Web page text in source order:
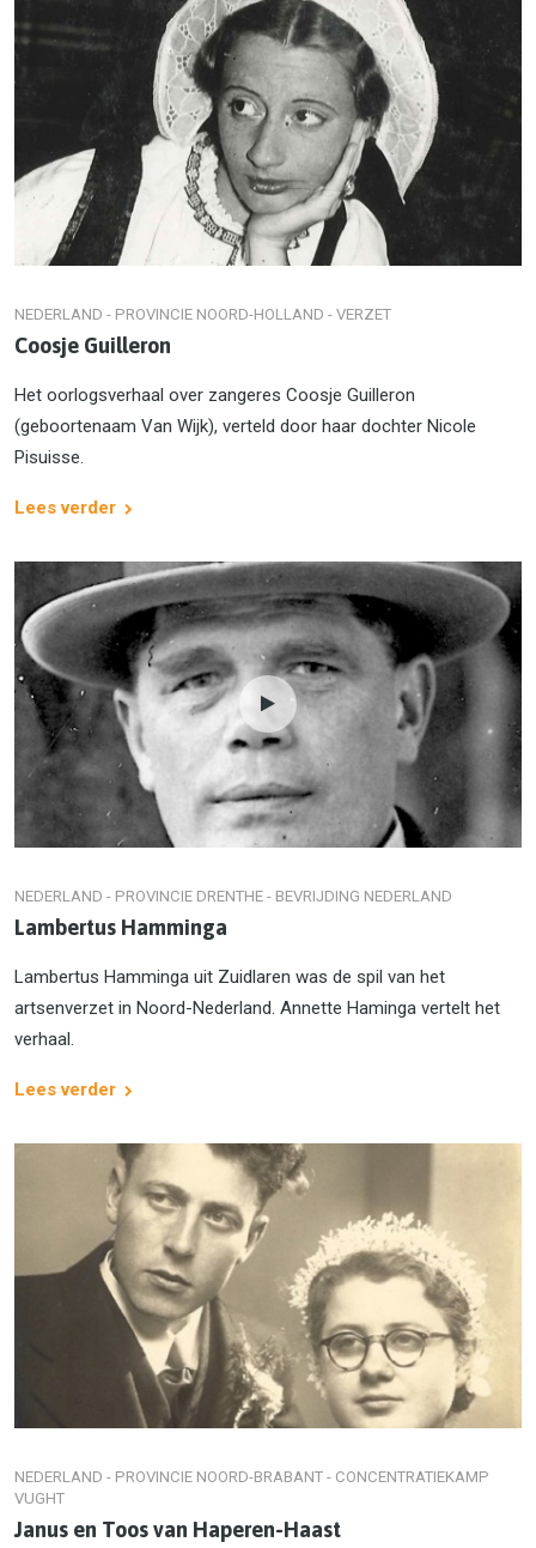
NEDERLAND - PROVINCIE NOORD-HOLLAND - VERZET
Coosje Guilleron
Het oorlogsverhaal over zangeres Coosje Guilleron
(geboortenaam Van Wijk), verteld door haar dochter Nicole
Pisuisse.
Lees verder
NEDERLAND - PROVINCIE DRENTHE - BEVRIJDING NEDERLAND
Lambertus Hamminga
Lambertus Hamminga uit Zuidlaren was de spil van het
artsenverzet in Noord-Nederland. Annette Haminga vertelt het
verhaal.
Lees verder
NEDERLAND - PROVINCIE NOORD-BRABANT - CONCENTRATIEKAMP
VUGHT
Janus en Toos van Haperen-Haast